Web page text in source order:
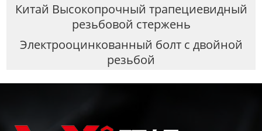
Китай Высокопрочный трапециевидный
резьбовой стержень
Электрооцинкованный болт с двойной
резьбой